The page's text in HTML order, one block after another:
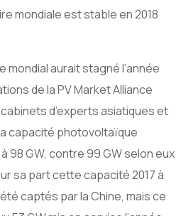
mondiale est stable en 2018
aurait stagné l’année
de la PV Market Alliance
d’experts asiatiques et
capacité photovoltaïque
98 GW, contre 99 GW selon eux
sa part cette capacité 2017 à
captés par la Chine, mais ce